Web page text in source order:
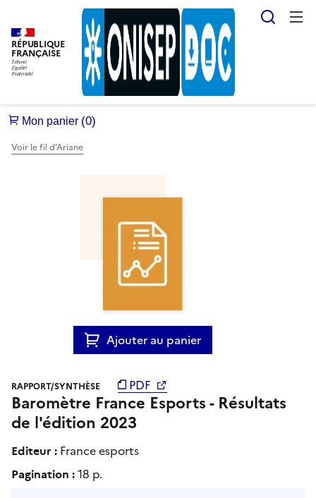
RÉPUBLIQUE
FRANÇAISE
Voir le fil d’Ariane
Ajouter au panier
PDF
RAPPORT/SYNTHÈSE
Baromètre France Esports - Résultats
de l'édition 2023
Editeur : France esports
Pagination :18 p.